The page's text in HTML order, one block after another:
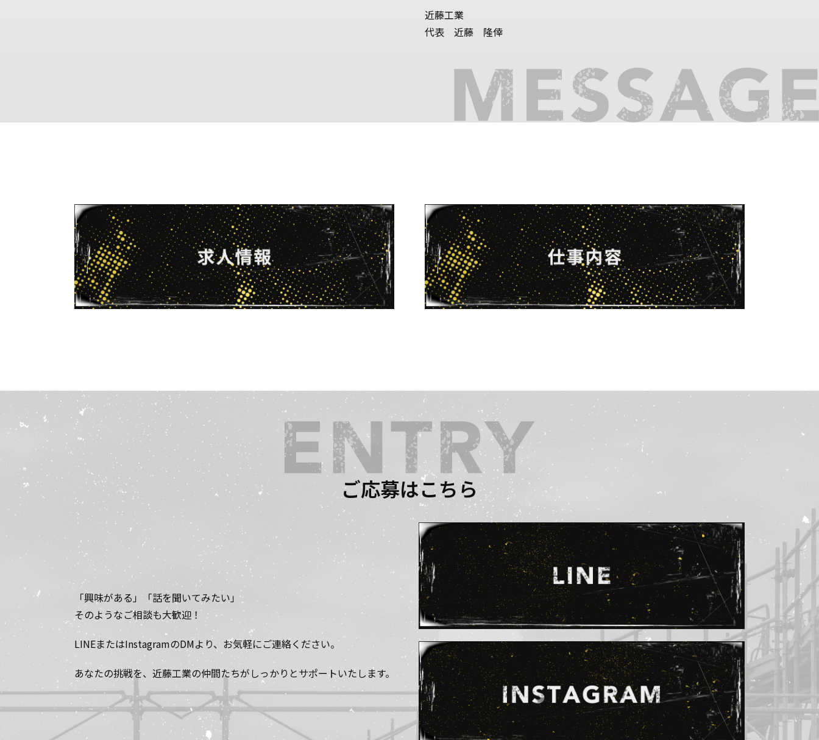
近藤工業
代表 近藤 隆倖
ご応募はこちら
「興味がある」「話を聞いてみたい」
そのようなご相談も大歓迎！
LINEまたはInstagramのDMより、お気軽にご連絡ください。
あなたの挑戦を、近藤工業の仲間たちがしっかりとサポートいたします。